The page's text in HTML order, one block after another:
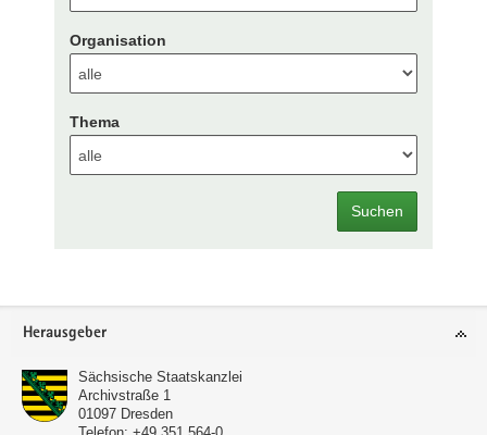
Organisation
Thema
Suchen
Footer-
Herausgeber
Sächsische Staatskanzlei
Archivstraße 1
01097 Dresden